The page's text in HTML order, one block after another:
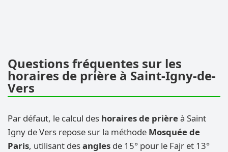
Questions fréquentes sur les
horaires de prière à Saint-Igny-de-
Vers
Par défaut, le calcul des horaires de prièreà Saint
Igny de Vers repose sur la méthode Mosquée de
Paris, utilisant desangles de 15° pour le Fajr et 13°